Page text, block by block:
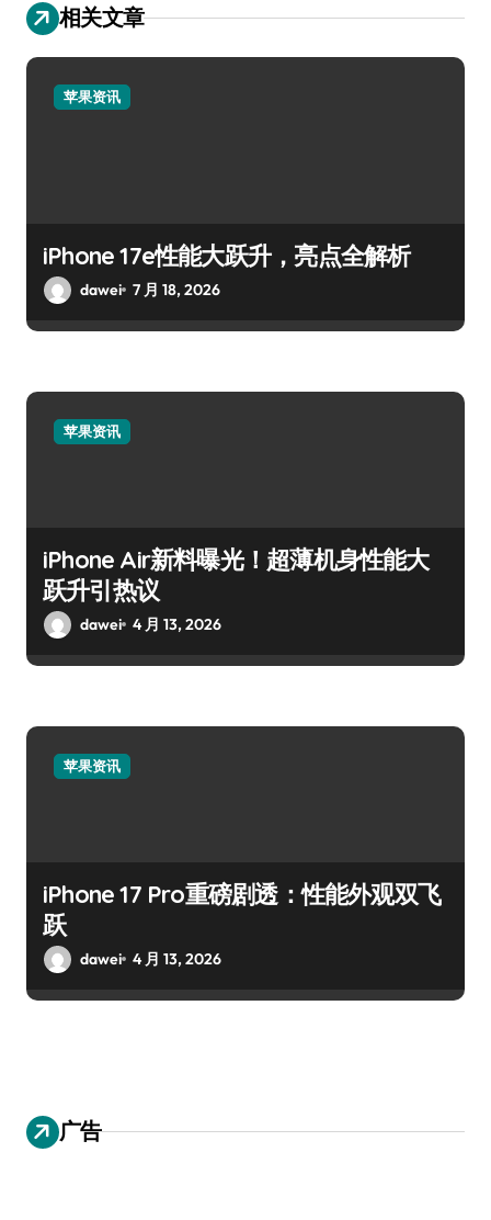
相关文章
苹果资讯
iPhone 17e性能大跃升，亮点全解析
dawei 7 月 18, 2026
苹果资讯
iPhone Air新料曝光！超薄机身性能大
跃升引热议
dawei 4 月 13, 2026
苹果资讯
iPhone 17 Pro重磅剧透：性能外观双飞
跃
dawei 4 月 13, 2026
广告